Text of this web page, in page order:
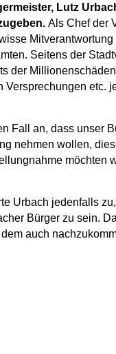
Lutz
Als Chef der
Mitverantwortung
Seitens der
der
Versprechungen etc.
Fall an, dass unser
nehmen wollen,
möchten
Urbach jedenfalls
Bürger zu sein.
auch